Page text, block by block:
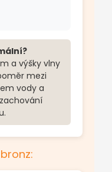
a výšky vlny
mezi
vody a